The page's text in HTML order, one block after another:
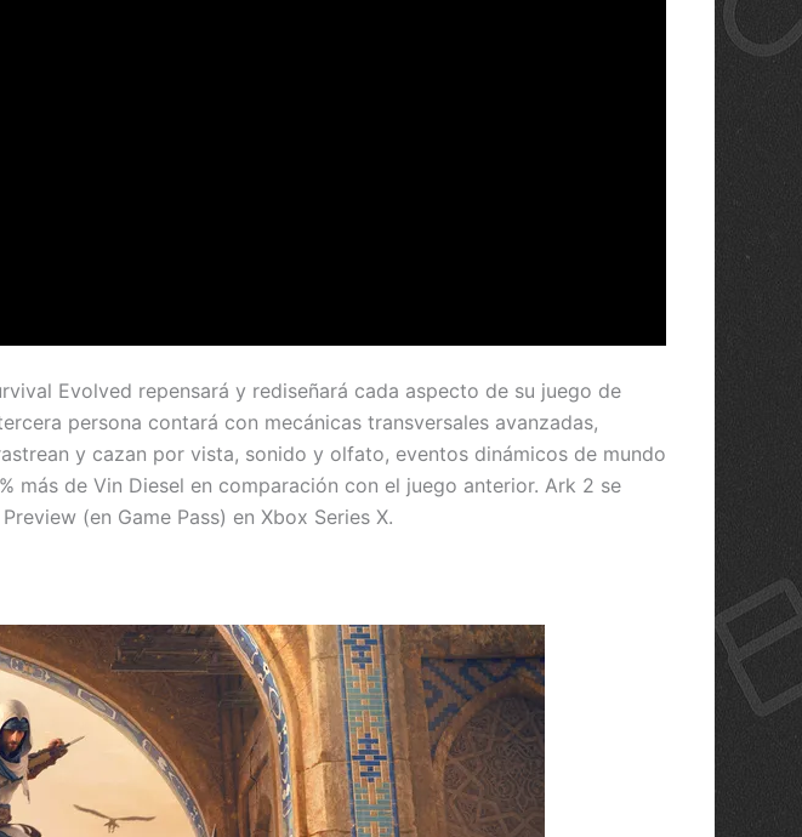
Evolved repensará y rediseñará cada aspecto de su juego de
persona contará con mecánicas transversales avanzadas,
y cazan por vista, sonido y olfato, eventos dinámicos de mundo
más de Vin Diesel en comparación con el juego anterior. Ark 2 se
(en Game Pass) en Xbox Series X.